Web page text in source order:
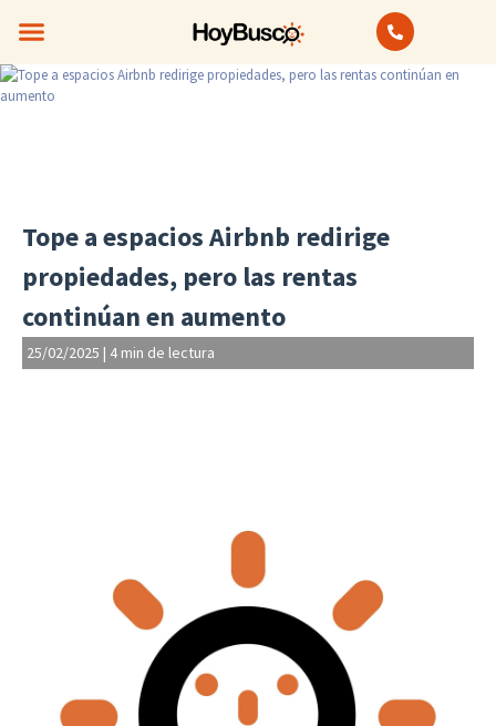
Tope a espacios Airbnb redirige
propiedades, pero las rentas
continúan en aumento
25/02/2025 | 4 min de lectura